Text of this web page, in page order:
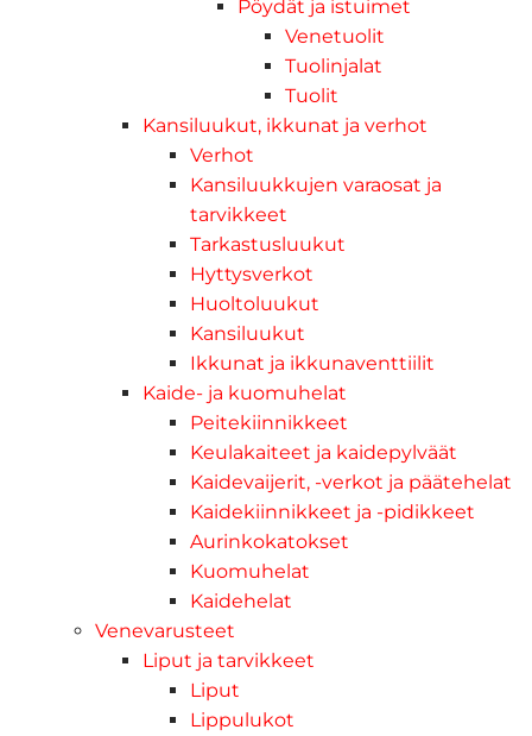
Pöydät ja istuimet
Venetuolit
Tuolinjalat
Tuolit
Kansiluukut, ikkunat ja verhot
Verhot
Kansiluukkujen varaosat ja
tarvikkeet
Tarkastusluukut
Hyttysverkot
Huoltoluukut
Kansiluukut
Ikkunat ja ikkunaventtiilit
Kaide- ja kuomuhelat
Peitekiinnikkeet
Keulakaiteet ja kaidepylväät
Kaidevaijerit, -verkot ja päätehelat
Kaidekiinnikkeet ja -pidikkeet
Aurinkokatokset
Kuomuhelat
Kaidehelat
Venevarusteet
Liput ja tarvikkeet
Liput
Lippulukot